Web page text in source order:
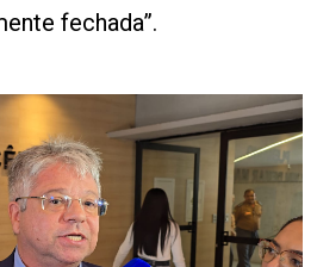
fechada”.